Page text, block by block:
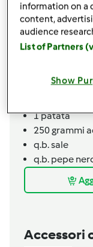
VELLUTATA
(contest
grammi
1patata
250grammi
q.b.sale
q.b. pepe
Accessori
information on a
content,
audience
List of Partners
Show